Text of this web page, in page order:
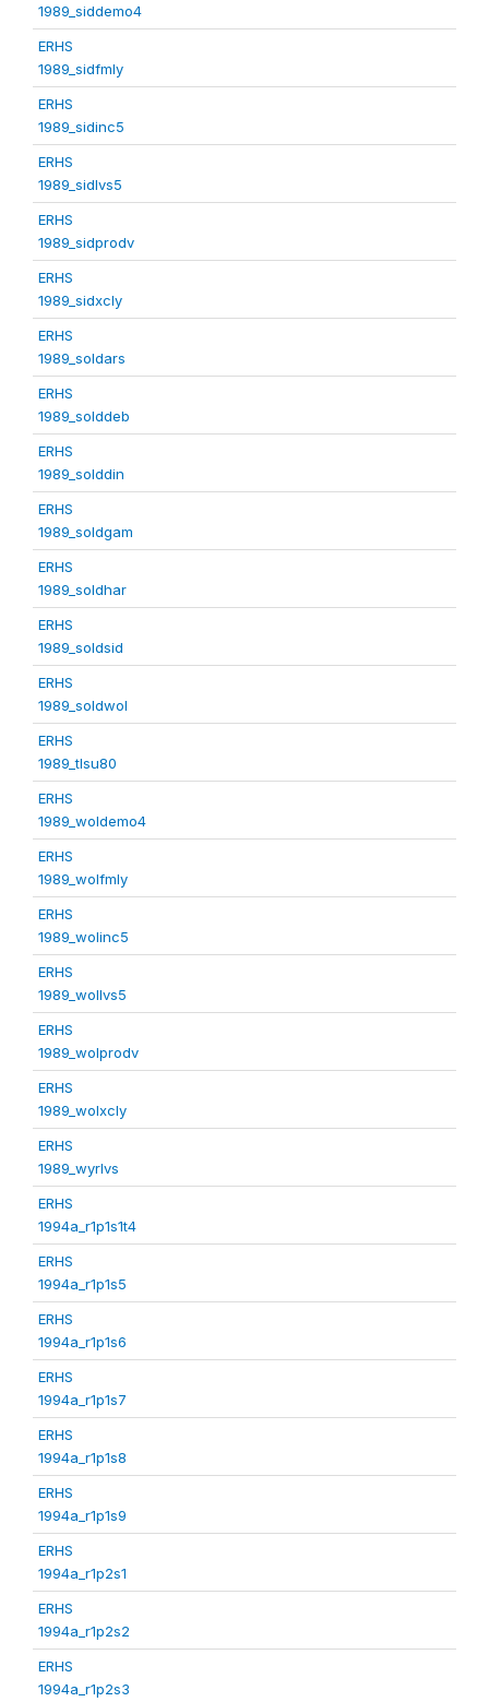
1989_siddemo4
ERHS
1989_sidfmly
ERHS
1989_sidinc5
ERHS
1989_sidlvs5
ERHS
1989_sidprodv
ERHS
1989_sidxcly
ERHS
1989_soldars
ERHS
1989_solddeb
ERHS
1989_solddin
ERHS
1989_soldgam
ERHS
1989_soldhar
ERHS
1989_soldsid
ERHS
1989_soldwol
ERHS
1989_tlsu80
ERHS
1989_woldemo4
ERHS
1989_wolfmly
ERHS
1989_wolinc5
ERHS
1989_wollvs5
ERHS
1989_wolprodv
ERHS
1989_wolxcly
ERHS
1989_wyrlvs
ERHS
1994a_r1p1s1t4
ERHS
1994a_r1p1s5
ERHS
1994a_r1p1s6
ERHS
1994a_r1p1s7
ERHS
1994a_r1p1s8
ERHS
1994a_r1p1s9
ERHS
1994a_r1p2s1
ERHS
1994a_r1p2s2
ERHS
1994a_r1p2s3